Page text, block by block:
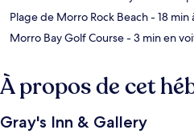
Plage de Morro Rock Beach- 18 min
Morro Bay Golf Course- 3 min en
À propos de cet
Gray's Inn & Gallery